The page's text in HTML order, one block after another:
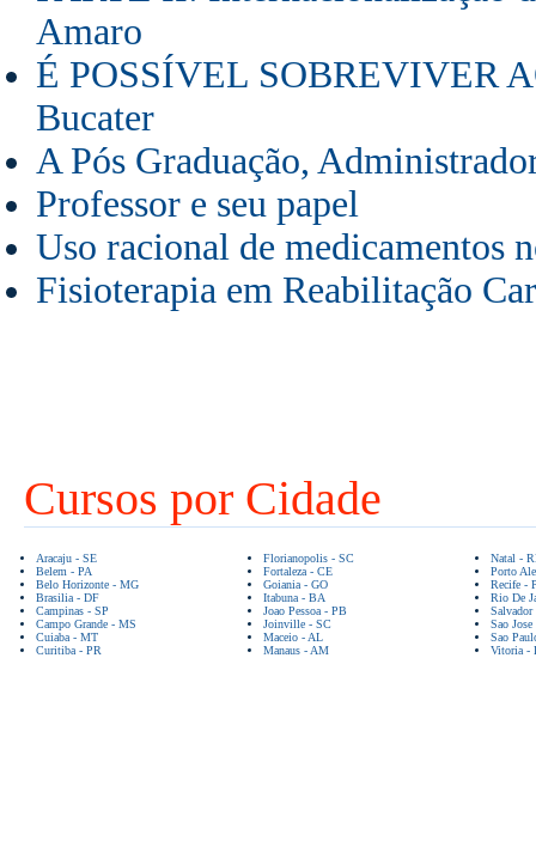
Amaro
É POSSÍVEL SOBREVIVER
Bucater
A Pós Graduação,
Professor e seu papel
Uso racional de medicamentos
Fisioterapia em Reabilitação
Cursos por Cidade
Aracaju - SE
Belem - PA
Belo Horizonte - MG
Brasilia - DF
Campinas - SP
Campo Grande - MS
Cuiaba - MT
Curitiba - PR
Florianopolis - SC
Fortaleza - CE
Goiania - GO
Itabuna - BA
Joao Pessoa - PB
Joinville - SC
Maceio - AL
Manaus - AM
Natal -
Porto
Recife -
Rio De
Sao
Sao
Vitoria -